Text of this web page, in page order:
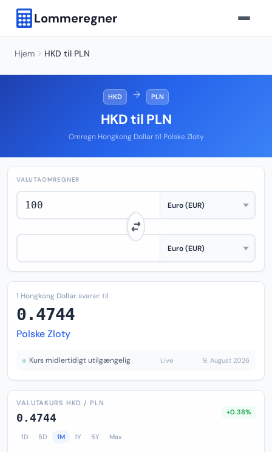
Lommeregner
Hjem HKD til PLN
HKD → PLN
HKD til PLN
Omregn Hongkong Dollar til Polske Zloty
VALUTAOMREGNER
1 Hongkong Dollar svarer til
0.4744
Polske Zloty
Kurs midlertidigt utilgængelig Live 9. August 2026
VALUTAKURS HKD / PLN
0.4744 +0.38%
1D 5D 1M 1Y 5Y Max